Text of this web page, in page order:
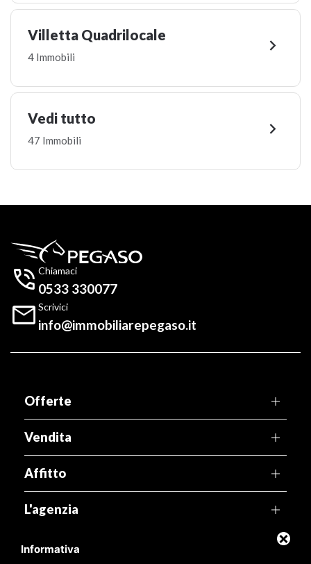
Informativa
Villetta Quadrilocale
4 Immobili 
Vedi tutto
47 Immobili 
 Chiamaci
0533 330077
 Scrivici
info@immobiliarepegaso.it
Offerte
Vendita
Affitto
L'agenzia
Territorio